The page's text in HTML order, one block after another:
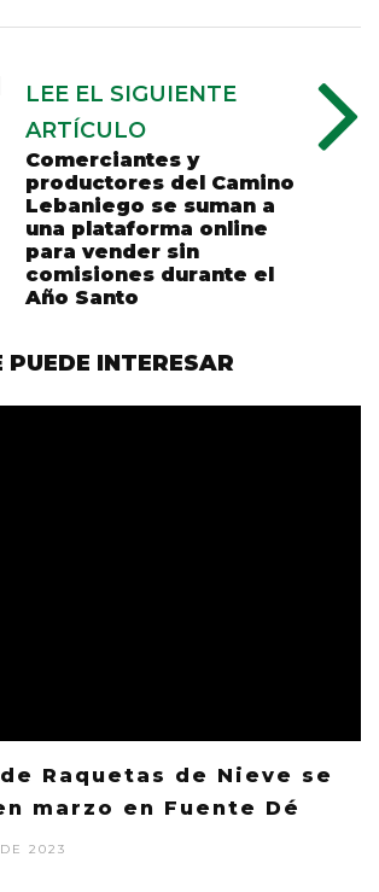
LEE EL SIGUIENTE
ARTÍCULO
Comerciantes y
productores del Camino
Lebaniego se suman a
una plataforma online
para vender sin
comisiones durante el
Año Santo
INTERESAR
Raquetas de Nieve se
marzo en Fuente Dé
2023